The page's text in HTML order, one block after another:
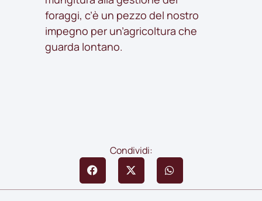
foraggi, c’è un pezzo del nostro
impegno per un’agricoltura che
guarda lontano.
Condividi: